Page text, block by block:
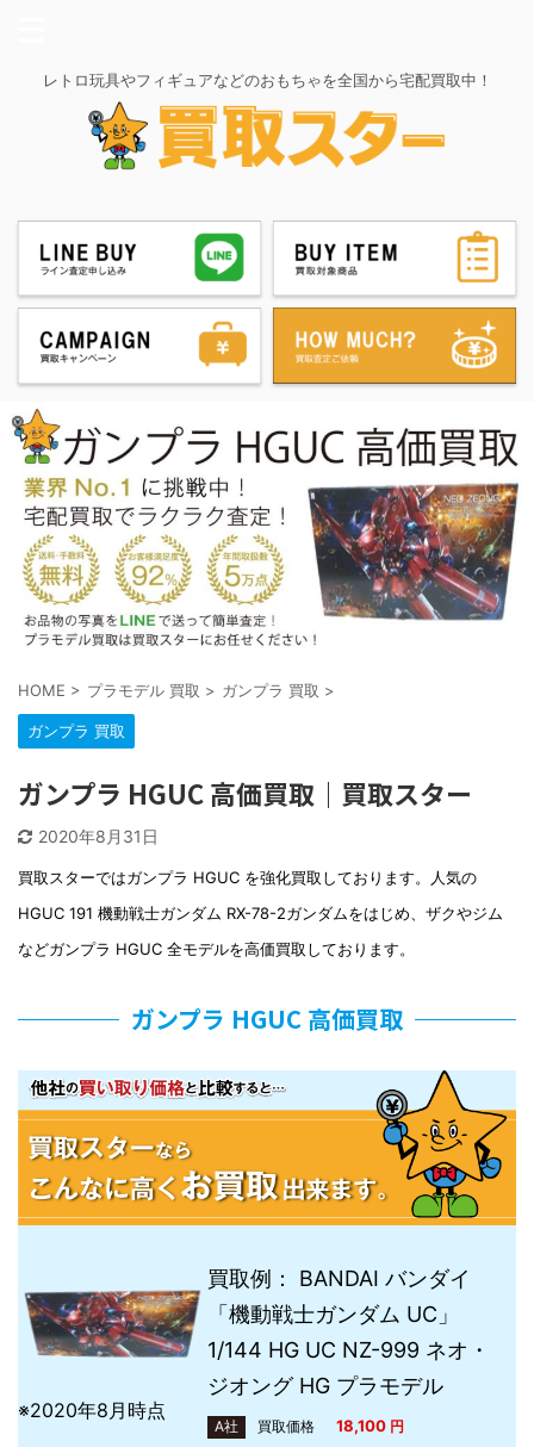
レトロ玩具やフィギュアなどのおもちゃを全国から宅配買取中！
HOME > プラモデル 買取 > ガンプラ 買取 >
ガンプラ 買取
ガンプラ HGUC 高価買取｜買取スター
2020年8月31日
買取スターではガンプラ HGUC を強化買取しております。人気の
HGUC 191 機動戦士ガンダム RX-78-2ガンダムをはじめ、ザクやジム
などガンプラ HGUC 全モデルを高価買取しております。
ガンプラ HGUC 高価買取
買取例： BANDAI バンダイ
「機動戦士ガンダム UC」
1/144 HG UC NZ-999 ネオ・
ジオング HG プラモデル
A社 買取価格 18,100円
※2020年8月時点